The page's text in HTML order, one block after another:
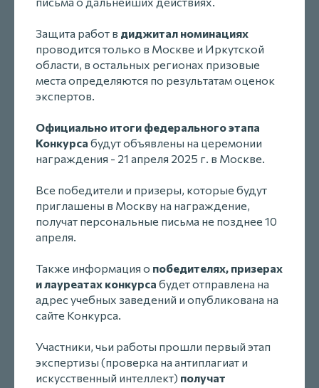
Защита работ в диджитал номинациях
проводится только в Москве и Иркутской
области, в остальных регионах призовые
места определяются по результатам оценок
экспертов.
Официально итоги федерального этапа
Конкурса будут объявлены на церемонии
награждения - 21 апреля 2025 г. в Москве.
Все победители и призеры, которые будут
приглашены в Москву на награждение,
получат персональные письма не позднее 10
апреля.
Также информация о победителях, призерах
и лауреатах конкурса будет отправлена на
адрес учебных заведений и опубликована на
сайте Конкурса.
Участники, чьи работы прошли первый этап
экспертизы (проверка на антиплагиат и
искусственный интеллект) получат